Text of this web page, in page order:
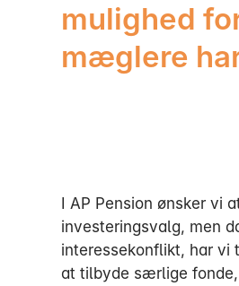
mulighed
mæglere
I AP Pension ønsker
investeringsvalg, men
interessekonflikt, har vi
at tilbyde særlige